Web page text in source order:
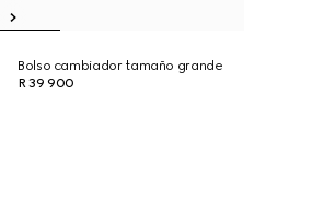
Bolso cambiador tamaño grande
R 39 900